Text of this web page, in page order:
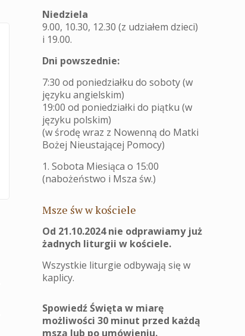
Niedziela
9.00, 10.30, 12.30 (z udziałem dzieci)
i 19.00.
Dni powszednie:
7:30 od poniedziałku do soboty (w
języku angielskim)
19:00 od poniedziałki do piątku (w
języku polskim)
(w środę wraz z Nowenną do Matki
Bożej Nieustającej Pomocy)
1. Sobota Miesiąca o 15:00
(nabożeństwo i Msza św.)
Msze św w kościele
Od 21.10.2024 nie odprawiamy już
żadnych liturgii w kościele.
Wszystkie liturgie odbywają się w
kaplicy.
Spowiedź Święta w miarę
możliwości 30 minut przed każdą
mszą lub po umówieniu.